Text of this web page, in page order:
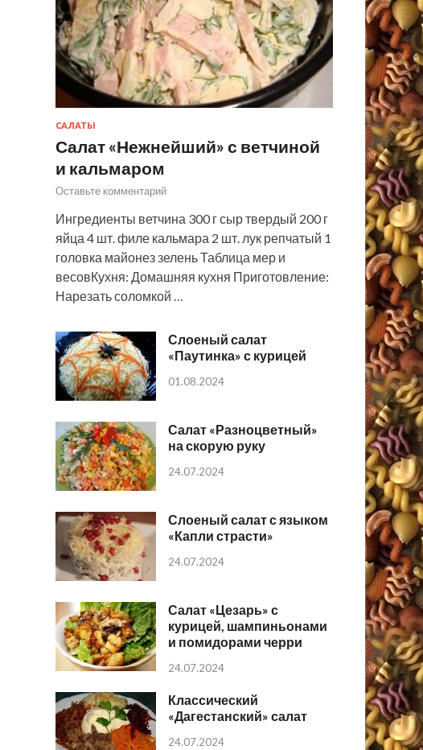
САЛАТЫ
Салат «Нежнейший» с ветчиной
и кальмаром
Оставьте комментарий
Ингредиенты ветчина 300 г сыр твердый 200 г
яйца 4 шт. филе кальмара 2 шт. лук репчатый 1
головка майонез зелень Таблица мер и
весовКухня: Домашняя кухня Приготовление:
Нарезать соломкой …
Слоеный салат
«Паутинка» с курицей
01.08.2024
Салат «Разноцветный»
на скорую руку
24.07.2024
Слоеный салат с языком
«Капли страсти»
24.07.2024
Салат «Цезарь» с
курицей, шампиньонами
и помидорами черри
24.07.2024
Классический
«Дагестанский» салат
24.07.2024